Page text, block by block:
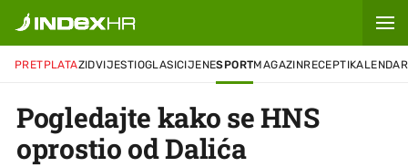
PRETPLATAZIDVIJESTIOGLASICIJENESPORTMAGAZINRECEPTIKALENDAR
Pogledajte kako se HNS
oprostio od Dalića